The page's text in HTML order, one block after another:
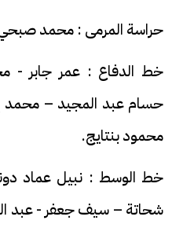
حراسة المرمى : محمد
خط الدفاع : عمر جابر
حسام عبد المجيد –
محمود بنتايج.
خط الوسط : نبيل عماد
شحاتة – سيف جعفر - عبد